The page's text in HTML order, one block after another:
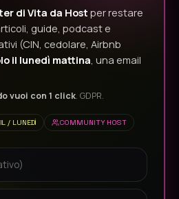
di Vita da Host per restare
guide, podcast e
(CIN, cedolare, Airbnb
il lunedì mattina, una email
vuoi con 1 click. GDPR.
/ LUNEDÌ COMMUNITY HOST